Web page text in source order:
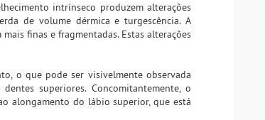
intrínseco produzem alterações
de volume dérmica e turgescência. A
finas e fragmentadas. Estas alterações
o que pode ser visivelmente observada
superiores. Concomitantemente, o
alongamento do lábio superior, que está